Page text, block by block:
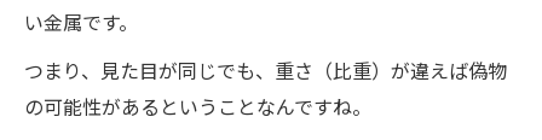
い金属です。
つまり、見た目が同じでも、重さ（比重）が違えば偽物
の可能性があるということなんですね。